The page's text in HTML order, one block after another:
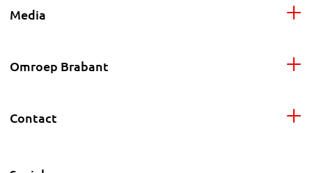
Media
Omroep Brabant
Contact